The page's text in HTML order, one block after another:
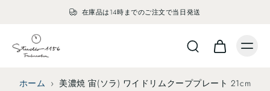
在庫品は14時までのご注文で当日発送
ホーム › 美濃焼 宙(ソラ) ワイドリムクーププレート 21cm